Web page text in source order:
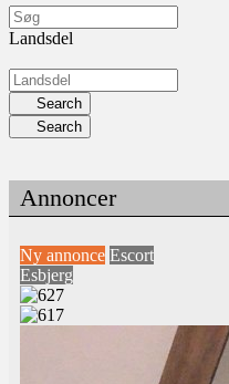
Landsdel
Search
Search
Annoncer
Ny annonce Escort
Esbjerg